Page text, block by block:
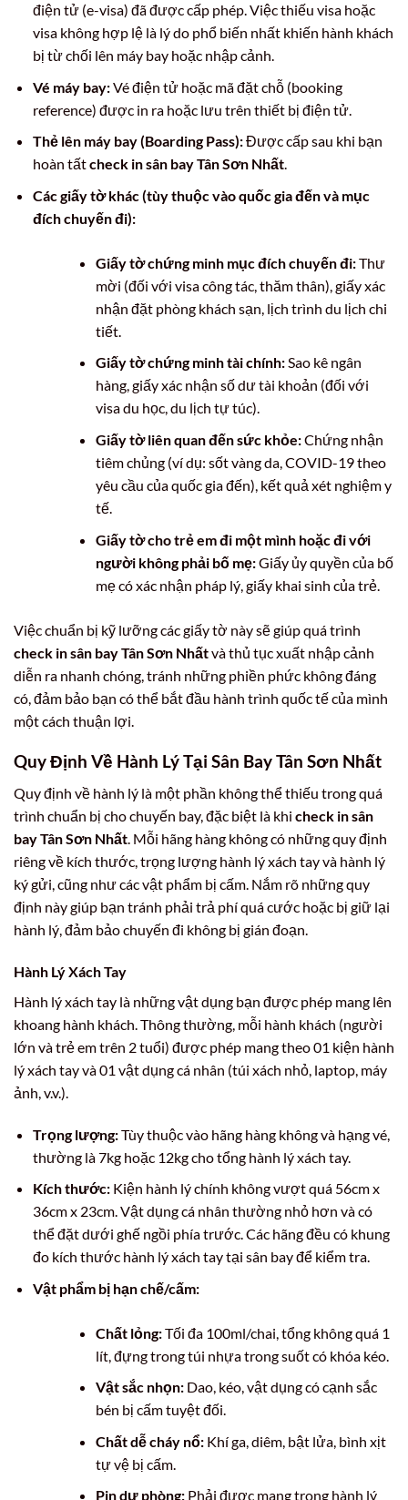
điện tử (e-visa) đã được cấp phép. Việc thiếu visa hoặc
visa không hợp lệ là lý do phổ biến nhất khiến hành khách
bị từ chối lên máy bay hoặc nhập cảnh.
Vé máy bay:Vé điện tử hoặc mã đặt chỗ (booking
reference) được in ra hoặc lưu trên thiết bị điện tử.
Thẻ lên máy bay (Boarding Pass):Được cấp sau khi bạn
hoàn tấtcheck in sân bay Tân Sơn Nhất.
Các giấy tờ khác (tùy thuộc vào quốc gia đến và mục
đích chuyến đi):
Giấy tờ chứng minh mục đích chuyến đi:Thư
mời (đối với visa công tác, thăm thân), giấy xác
nhận đặt phòng khách sạn, lịch trình du lịch chi
tiết.
Giấy tờ chứng minh tài chính:Sao kê ngân
hàng, giấy xác nhận số dư tài khoản (đối với
visa du học, du lịch tự túc).
Giấy tờ liên quan đến sức khỏe:Chứng nhận
tiêm chủng (ví dụ: sốt vàng da, COVID-19 theo
yêu cầu của quốc gia đến), kết quả xét nghiệm y
tế.
Giấy tờ cho trẻ em đi một mình hoặc đi với
người không phải bố mẹ:Giấy ủy quyền của bố
mẹ có xác nhận pháp lý, giấy khai sinh của trẻ.
Việc chuẩn bị kỹ lưỡng các giấy tờ này sẽ giúp quá trình
check in sân bay Tân Sơn Nhấtvà thủ tục xuất nhập cảnh
diễn ra nhanh chóng, tránh những phiền phức không đáng
có, đảm bảo bạn có thể bắt đầu hành trình quốc tế của mình
một cách thuận lợi.
Quy Định Về Hành Lý Tại Sân Bay Tân Sơn Nhất
Quy định về hành lý là một phần không thể thiếu trong quá
trình chuẩn bị cho chuyến bay, đặc biệt là khi check in sân
bay Tân Sơn Nhất. Mỗi hãng hàng không có những quy định
riêng về kích thước, trọng lượng hành lý xách tay và hành lý
ký gửi, cũng như các vật phẩm bị cấm. Nắm rõ những quy
định này giúp bạn tránh phải trả phí quá cước hoặc bị giữ lại
hành lý, đảm bảo chuyến đi không bị gián đoạn.
Hành Lý Xách Tay
Hành lý xách tay là những vật dụng bạn được phép mang lên
khoang hành khách. Thông thường, mỗi hành khách (người
lớn và trẻ em trên 2 tuổi) được phép mang theo 01 kiện hành
lý xách tay và 01 vật dụng cá nhân (túi xách nhỏ, laptop, máy
ảnh, v.v.).
Trọng lượng:Tùy thuộc vào hãng hàng không và hạng vé,
thường là 7kg hoặc 12kg cho tổng hành lý xách tay.
Kích thước:Kiện hành lý chính không vượt quá 56cm x
36cm x 23cm. Vật dụng cá nhân thường nhỏ hơn và có
thể đặt dưới ghế ngồi phía trước. Các hãng đều có khung
đo kích thước hành lý xách tay tại sân bay để kiểm tra.
Vật phẩm bị hạn chế/cấm:
Chất lỏng:Tối đa 100ml/chai, tổng không quá 1
lít, đựng trong túi nhựa trong suốt có khóa kéo.
Vật sắc nhọn:Dao, kéo, vật dụng có cạnh sắc
bén bị cấm tuyệt đối.
Chất dễ cháy nổ:Khí ga, diêm, bật lửa, bình xịt
tự vệ bị cấm.
Pin dự phòng:Phải được mang trong hành lý